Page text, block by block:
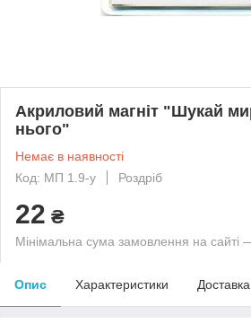
Акриловий магніт "Шукай
нього"
Немає в наявності
Код: MП 1.9-у
Роздріб
22 ₴
Мінімальна сума замовлення на сайті
Опис Характеристики Доставка